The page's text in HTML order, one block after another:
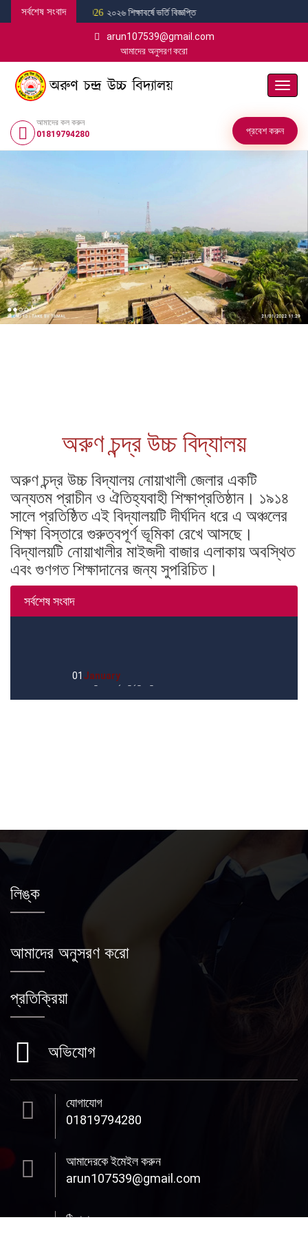
সর্বশেষ সংবাদ
01 জানুয়ারি 2026 ২০২৬ শিক্ষাবর্ষে ভর্তি বিজ্ঞপ্তি
arun107539@gmail.com
আমাদের অনুসরণ করো
আমাদের কল করুন
01819794280
প্রবেশ করুন
টগল
অরুণ চন্দ্র উচ্চ বিদ্যালয়
অরুণ চন্দ্র উচ্চ বিদ্যালয় নোয়াখালী জেলার একটি
অন্যতম প্রাচীন ও ঐতিহ্যবাহী শিক্ষাপ্রতিষ্ঠান। ১৯১৪
সালে প্রতিষ্ঠিত এই বিদ্যালয়টি দীর্ঘদিন ধরে এ অঞ্চলের
শিক্ষা বিস্তারে গুরুত্বপূর্ণ ভূমিকা রেখে আসছে।
বিদ্যালয়টি নোয়াখালীর মাইজদী বাজার এলাকায় অবস্থিত
এবং গুণগত শিক্ষাদানের জন্য সুপরিচিত।
সর্বশেষ সংবাদ
01 January
২০২৬ শিক্ষাবর্ষে ভর্তি বিজ্ঞপ্তি
লিঙ্ক
আমাদের অনুসরণ করো
প্রতিক্রিয়া
অভিযোগ
যোগাযোগ
01819794280
আমাদেরকে ইমেইল করুন
arun107539@gmail.com
ঠিকানা